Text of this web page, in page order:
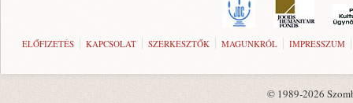
ELŐFIZETÉS KAPCSOLAT SZERKESZTŐK MAGUNKRÓL IMPRESSZUM
© 1989-2026